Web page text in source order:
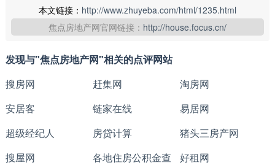
本文链接： http://www.zhuyeba.com/html/1235.html
焦点房地产网官网链接： http://house.focus.cn/
发现与"焦点房地产网"相关的点评网站
搜房网
赶集网
淘房网
安居客
链家在线
易居网
超级经纪人
房贷计算
猪头三房产网
搜屋网
各地住房公积金查
好租网